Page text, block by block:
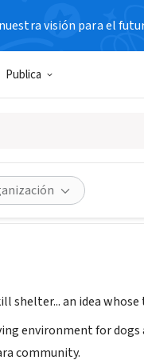
visión para el
Publica
and
shelter... an idea
environment for
community.